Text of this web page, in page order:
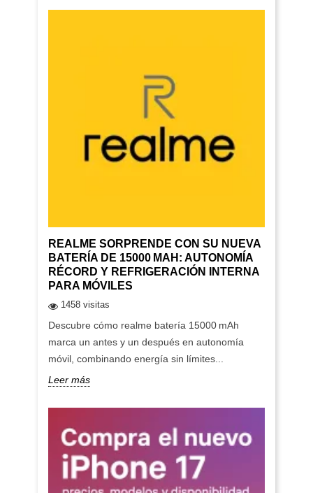
REALME SORPRENDE CON SU NUEVA
BATERÍA DE 15000 MAH: AUTONOMÍA
RÉCORD Y REFRIGERACIÓN INTERNA
PARA MÓVILES
1458 visitas
Descubre cómo realme batería 15000 mAh
marca un antes y un después en autonomía
móvil, combinando energía sin límites...
Leer más